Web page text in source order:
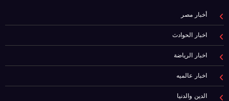
أخبار مصر
اخبار الحوادث
اخبار الرياضة
اخبار عالميه
الدين والدنيا